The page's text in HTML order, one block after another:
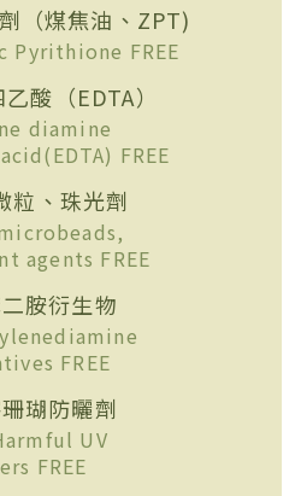
（煤焦油、ZPT)
Pyrithione FREE
酸（EDTA）
diamine
FREE
粒、珠光劑
agents FREE
胺衍生物
FREE
瑚防曬劑
UV
FREE